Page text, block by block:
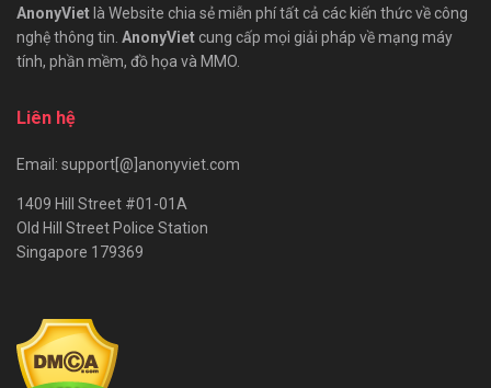
AnonyViet là Website chia sẻ miễn phí tất cả các kiến thức về công
nghệ thông tin. AnonyViet cung cấp mọi giải pháp về mạng máy
tính, phần mềm, đồ họa và MMO.
Liên hệ
Email: support[@]anonyviet.com
1409 Hill Street #01-01A
Old Hill Street Police Station
Singapore 179369